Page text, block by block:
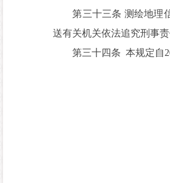
第三十三条 测绘地理信
送有关机关依法追究刑事责
第三十四条 本规定自